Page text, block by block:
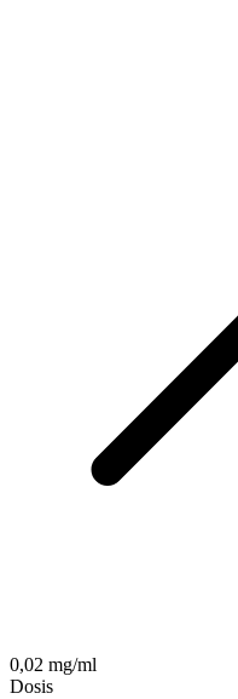
0,02 mg/ml
Dosis